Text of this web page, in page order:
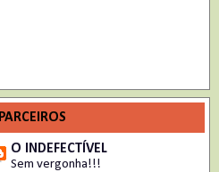
PARCEIROS
O INDEFECTÍVEL
Sem vergonha!!!